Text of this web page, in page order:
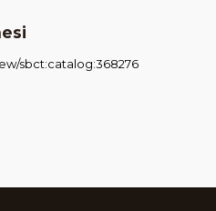
sbct:catalog:368276